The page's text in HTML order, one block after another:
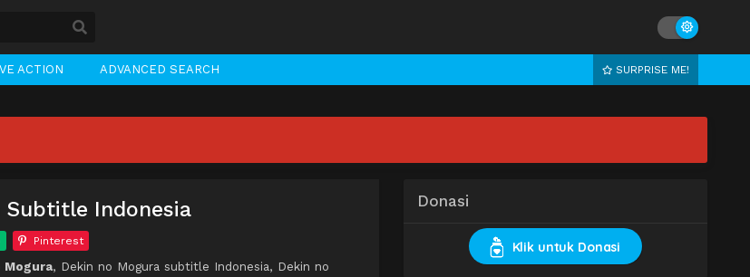
ACTION ADVANCED SEARCH SURPRISE ME!
Subtitle Indonesia
Pinterest
Mogura, Dekin no Mogura subtitle Indonesia, Dekin no
Donasi
Klik untuk Donasi